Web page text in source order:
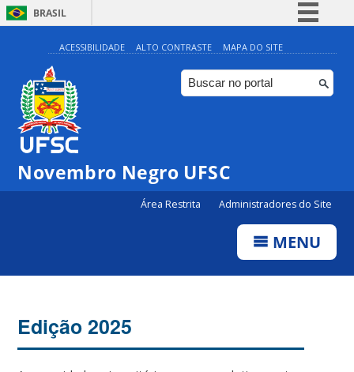
BRASIL
Simplifique!
Comunica BR
Participe
ACESSIBILIDADE ALTO CONTRASTE MAPA DO SITE
Novembro Negro UFSC
Área Restrita Administradores do Site
MENU
Edição 2025